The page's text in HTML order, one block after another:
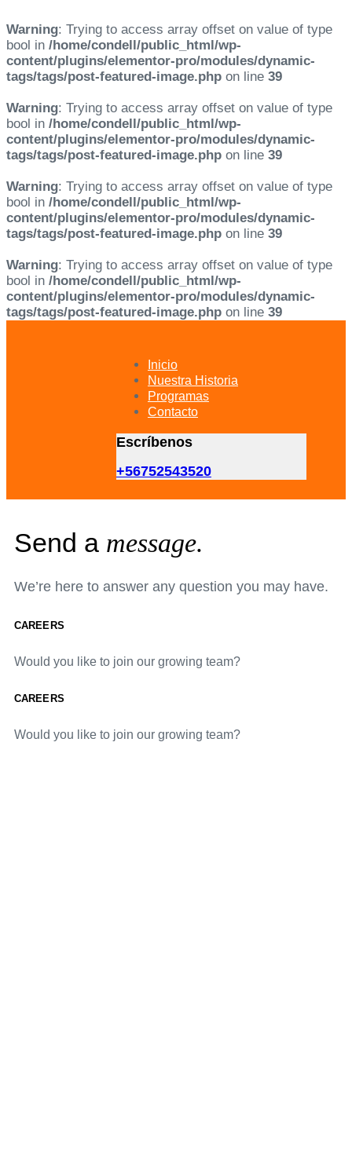
Warning: Trying to access array offset on value of type
bool in /home/condell/public_html/wp-
content/plugins/elementor-pro/modules/dynamic-
tags/tags/post-featured-image.php on line 39
Warning: Trying to access array offset on value of type
bool in /home/condell/public_html/wp-
content/plugins/elementor-pro/modules/dynamic-
tags/tags/post-featured-image.php on line 39
Warning: Trying to access array offset on value of type
bool in /home/condell/public_html/wp-
content/plugins/elementor-pro/modules/dynamic-
tags/tags/post-featured-image.php on line 39
Warning: Trying to access array offset on value of type
bool in /home/condell/public_html/wp-
content/plugins/elementor-pro/modules/dynamic-
tags/tags/post-featured-image.php on line 39
Inicio
Nuestra Historia
Programas
Contacto
Escríbenos
+56752543520
Send a message.
We’re here to answer any question you may have.
CAREERS
Would you like to join our growing team?
CAREERS
Would you like to join our growing team?